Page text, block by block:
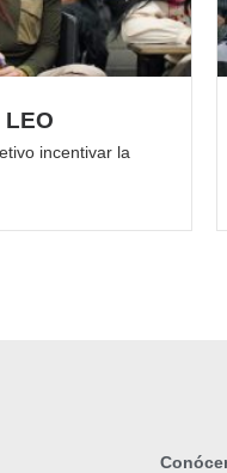
incentivar la